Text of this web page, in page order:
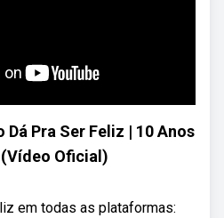
Dá Pra Ser Feliz | 10 Anos
Oficial)
em todas as plataformas: